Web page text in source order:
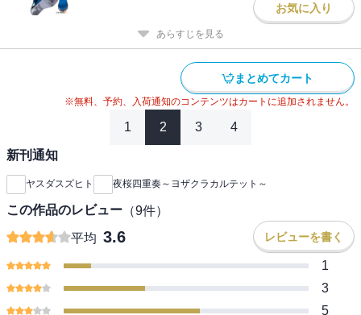
お気に入り
あらすじを見る
まとめてカート
※無料、予約、入荷通知のコンテンツはカートに追加されません。
1 2 3 4
新刊通知
ヤスダスズヒト 夜桜四重奏～ヨザクラカルテット～
この作品のレビュー （9件）
平均 3.6 レビューを書く
1
3
5